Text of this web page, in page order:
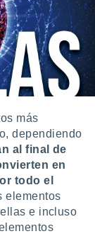
más
dependiendo
al final de
en
todo el
elementos
e incluso